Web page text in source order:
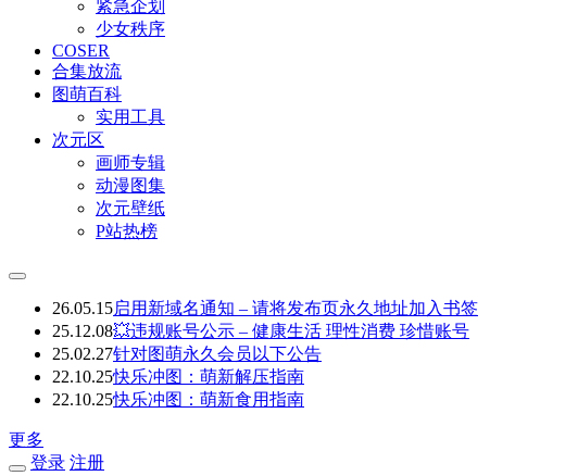
紧急企划
少女秩序
COSER
合集放流
图萌百科
实用工具
次元区
画师专辑
动漫图集
次元壁纸
P站热榜
26.05.15启用新域名通知 – 请将发布页永久地址加入书签
25.12.08💥违规账号公示 – 健康生活 理性消费 珍惜账号
25.02.27针对图萌永久会员以下公告
22.10.25快乐冲图：萌新解压指南
22.10.25快乐冲图：萌新食用指南
更多
登录 注册